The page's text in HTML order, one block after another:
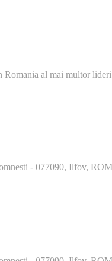
al mai multor
- 077090, Ilfov,